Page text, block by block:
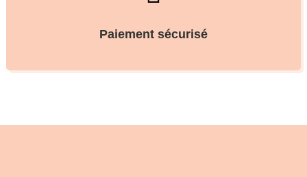
Paiement sécurisé